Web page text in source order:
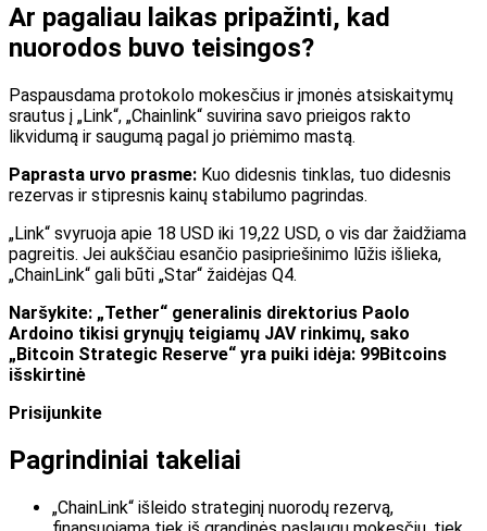
Ar pagaliau laikas pripažinti, kad
nuorodos buvo teisingos?
Paspausdama protokolo mokesčius ir įmonės atsiskaitymų
srautus į „Link“, „Chainlink“ suvirina savo prieigos rakto
likvidumą ir saugumą pagal jo priėmimo mastą.
Paprasta urvo prasme: Kuo didesnis tinklas, tuo didesnis
rezervas ir stipresnis kainų stabilumo pagrindas.
„Link“ svyruoja apie 18 USD iki 19,22 USD, o vis dar žaidžiama
pagreitis. Jei aukščiau esančio pasipriešinimo lūžis išlieka,
„ChainLink“ gali būti „Star“ žaidėjas Q4.
Naršykite: „Tether“ generalinis direktorius Paolo
Ardoino tikisi grynųjų teigiamų JAV rinkimų, sako
„Bitcoin Strategic Reserve“ yra puiki idėja: 99Bitcoins
išskirtinė
Prisijunkite
Pagrindiniai takeliai
„ChainLink“ išleido strateginį nuorodų rezervą,